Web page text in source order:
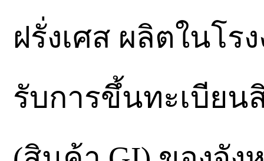
ฝรั่งเศส ผลิตในโร
รับการขึ้นทะเบียน